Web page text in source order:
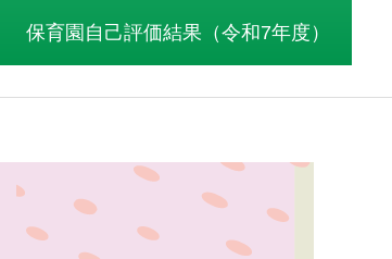
保育園自己評価結果（令和7年度）